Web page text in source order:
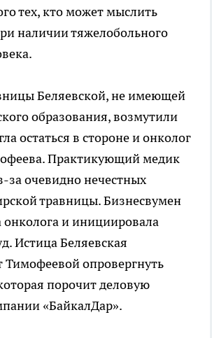
тех, кто может мыслить
наличии тяжелобольного
Беляевской, не имеющей
образования, возмутили
остаться в стороне и онколог
Практикующий медик
за очевидно нечестных
травницы. Бизнесвумен
онколога и инициировала
Истица Беляевская
Тимофеевой опровергнуть
порочит деловую
«БайкалДар».